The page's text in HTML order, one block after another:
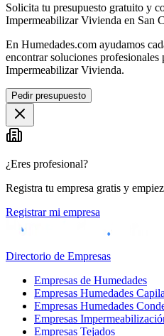
Solicita tu presupuesto gratuito y
Impermeabilizar Vivienda en San
En Humedades.com ayudamos
encontrar soluciones profesionales
Impermeabilizar Vivienda.
Pedir presupuesto
¿Eres profesional?
Registra tu empresa gratis y
Registrar mi empresa
Directorio de Empresas
Empresas de Humedades
Empresas Humedades
Empresas Humedades
Empresas
Empresas Tejados